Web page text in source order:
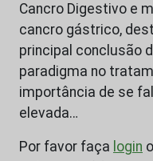
Cancro Digestivo e
cancro gástrico,
principal conclusão
paradigma no
importância de se
elevada…
Por favor faça login